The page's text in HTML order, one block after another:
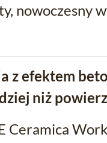
nowoczesny
z efektem
niż
Ceramica